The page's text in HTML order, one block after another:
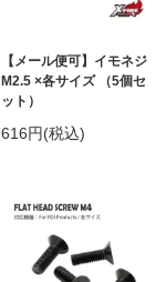
【メール便可】イモネジ
M2.5 ×各サイズ （5個セ
ット）
616円(税込)